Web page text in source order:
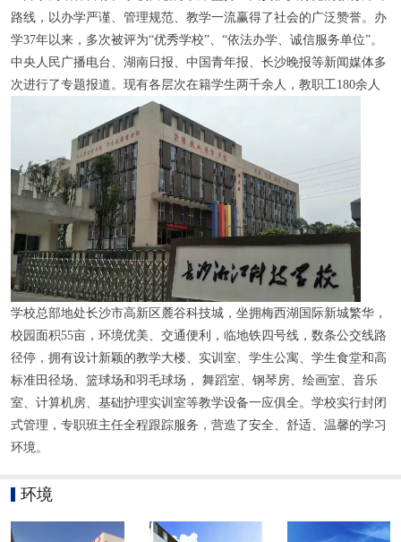
路线，以办学严谨、管理规范、教学一流赢得了社会的广泛赞誉。办
学37年以来，多次被评为“优秀学校”、“依法办学、诚信服务单位”。
中央人民广播电台、湖南日报、中国青年报、长沙晚报等新闻媒体多
次进行了专题报道。现有各层次在籍学生两千余人，教职工180余人
学校总部地处长沙市高新区麓谷科技城，坐拥梅西湖国际新城繁华，
校园面积55亩，环境优美、交通便利，临地铁四号线，数条公交线路
径停，拥有设计新颖的教学大楼、实训室、学生公寓、学生食堂和高
标准田径场、篮球场和羽毛球场， 舞蹈室、钢琴房、绘画室、音乐
室、计算机房、基础护理实训室等教学设备一应俱全。学校实行封闭
式管理，专职班主任全程跟踪服务，营造了安全、舒适、温馨的学习
环境。
环境